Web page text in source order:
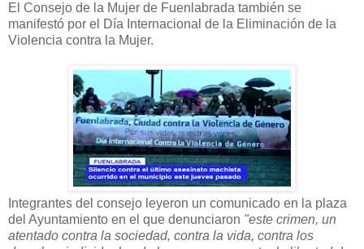
El Consejo de la Mujer de Fuenlabrada también se
manifestó por el Día Internacional de la Eliminación de la
Violencia contra la Mujer.
Integrantes del consejo leyeron un comunicado en la plaza
del Ayuntamiento en el que denunciaron "este crimen, un
atentado contra la sociedad, contra la vida, contra los